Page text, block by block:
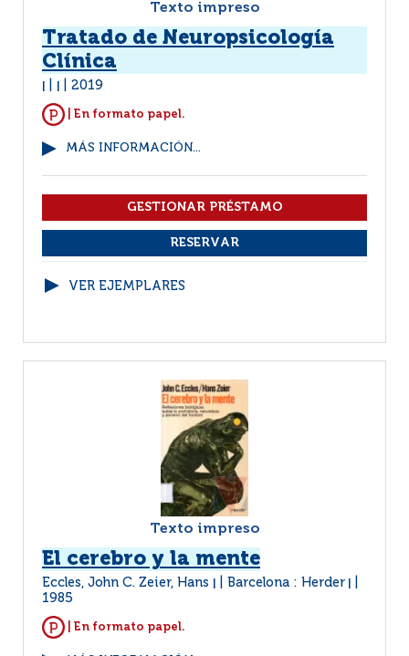
Texto impreso
Tratado de Neuropsicología
Clínica
2019
| En formato papel.
MÁS INFORMACIÓN...
VER EJEMPLARES
Texto impreso
El cerebro y la mente
Eccles, John C. Zeier, Hans Barcelona : Herder
1985
| En formato papel.